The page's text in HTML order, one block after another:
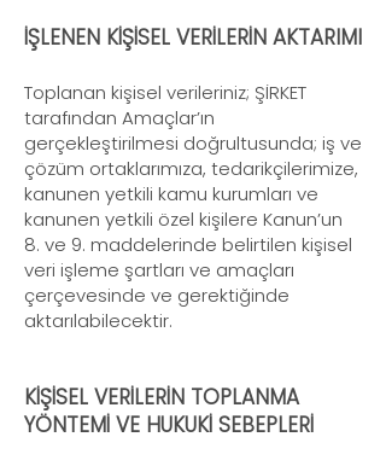
İŞLENEN KİŞİSEL VERİLERİN AKTARIMI
Toplanan kişisel verileriniz; ŞİRKET
tarafından Amaçlar’ın
gerçekleştirilmesi doğrultusunda; iş ve
çözüm ortaklarımıza, tedarikçilerimize,
kanunen yetkili kamu kurumları ve
kanunen yetkili özel kişilere Kanun’un
8. ve 9. maddelerinde belirtilen kişisel
veri işleme şartları ve amaçları
çerçevesinde ve gerektiğinde
aktarılabilecektir.
KİŞİSEL VERİLERİN TOPLANMA
YÖNTEMİ VE HUKUKİ SEBEPLERİ